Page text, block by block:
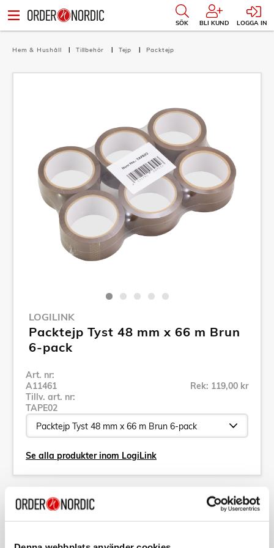
SÖK BLI KUND LOGGA IN
Hem & Hushåll Tillbehör Tejp Packtejp
LOGILINK
Packtejp Tyst 48 mm x 66 m Brun
6-pack
Art. nr:
A11461
Tillv. art. nr:
TAPE02
Rek: 119,00 kr
Se alla produkter inom LogiLink
Specifikation
Beskrivning